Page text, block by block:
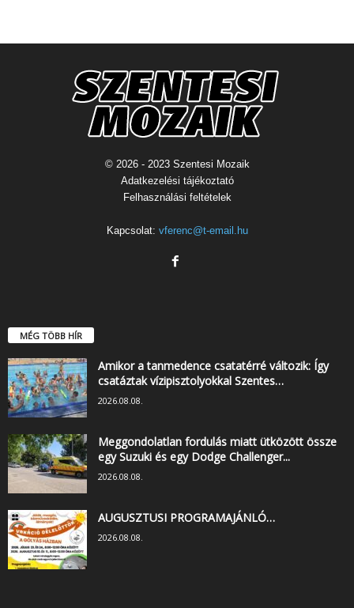
© 2026 - 2023 Szentesi Mozaik
Adatkezelési tájékoztató
Felhasználási feltételek
Kapcsolat: vferenc@t-email.hu
MÉG TÖBB HÍR
Amikor a tanmedence csatatérré változik: Így
csatáztak vízipisztolyokkal Szentes…
2026.08.08.
Meggondolatlan fordulás miatt ütközött össze
egy Suzuki és egy Dodge Challenger...
2026.08.08.
AUGUSZTUSI PROGRAMAJÁNLÓ…
2026.08.08.